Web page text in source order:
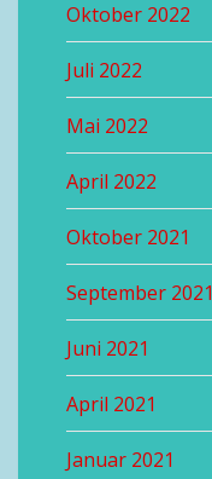
Oktober 2022
Juli 2022
Mai 2022
April 2022
Oktober 2021
September 2021
Juni 2021
April 2021
Januar 2021